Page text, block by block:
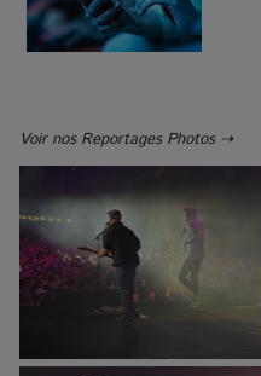
Voir nos Reportages Photos ⇢